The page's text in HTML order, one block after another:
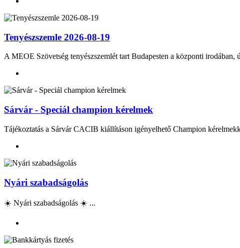
Tenyészszemle 2026-08-19
A MEOE Szövetség tenyészszemlét tart Budapesten a központi
Sárvár - Speciál champion kérelmek
Tájékoztatás a Sárvár CACIB kiállításon igényelhető Champion
Nyári szabadságolás
☀️ Nyári szabadságolás ☀️ ...